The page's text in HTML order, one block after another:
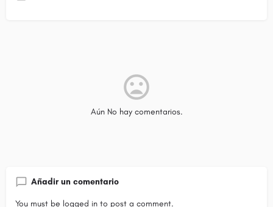
Aún No hay comentarios.
Añadir un comentario
You must be logged in to post a comment.